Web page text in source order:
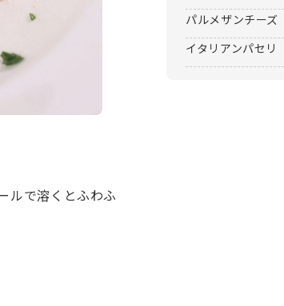
パルメザンチーズ
イタリアンパセリ
ルで溶くとふわふ